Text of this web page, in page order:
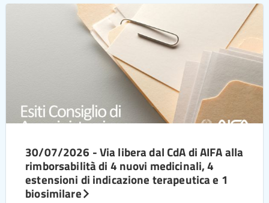
30/07/2026 - Via libera dal CdA di AIFA alla
rimborsabilità di 4 nuovi medicinali, 4
estensioni di indicazione terapeutica e 1
biosimilare